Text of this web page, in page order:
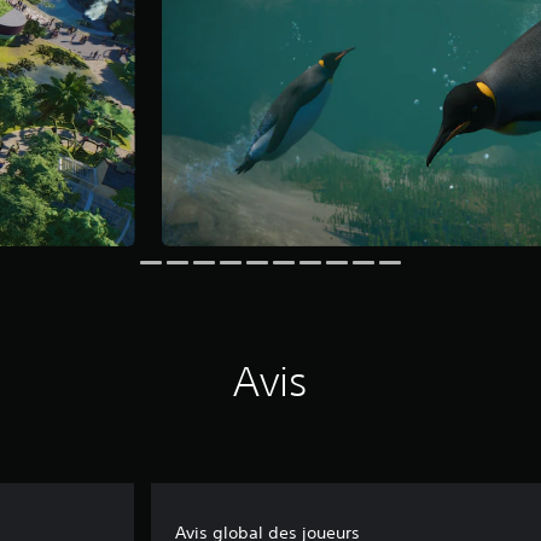
Avis
Avis global des joueurs